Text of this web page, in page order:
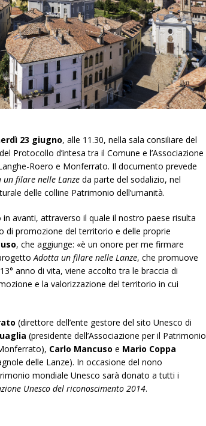
23 giugno, alle 11.30, nella sala consiliare del
Protocollo d’intesa tra il Comune e l’Associazione
Roero e Monferrato. Il documento prevede
un filare nelle Lanze da parte del sodalizio, nel
delle colline Patrimonio dell’umanità.
in avanti, attraverso il quale il nostro paese risulta
di promozione del territorio e delle proprie
, che aggiunge: «è un onore per me firmare
Adotta un filare nelle Lanze, che promuove
anno di vita, viene accolto tra le braccia di
e la valorizzazione del territorio in cui
(direttore dell’ente gestore del sito Unesco di
(presidente dell’Associazione per il Patrimonio
Carlo Mancuso e Mario Coppa
delle Lanze). In occasione del nono
mondiale Unesco sarà donato a tutti i
Unesco del riconoscimento 2014.